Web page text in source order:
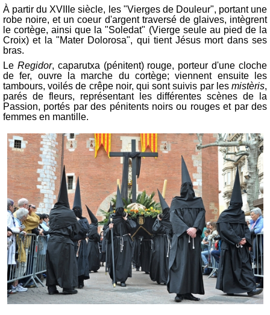
À partir du XVIIIe siècle, les "Vierges de Douleur", portant une
robe noire, et un coeur d'argent traversé de glaives, intègrent
le cortège, ainsi que la "Soledat" (Vierge seule au pied de la
Croix) et la "Mater Dolorosa", qui tient Jésus mort dans ses
bras.
Le Regidor, caparutxa (pénitent) rouge, porteur d'une cloche
de fer, ouvre la marche du cortège; viennent ensuite les
tambours, voilés de crêpe noir, qui sont suivis par les mistèris,
parés de fleurs, représentant les différentes scènes de la
Passion, portés par des pénitents noirs ou rouges et par des
femmes en mantille.